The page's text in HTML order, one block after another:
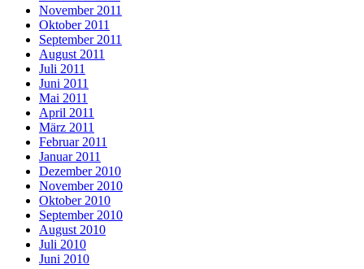
November 2011
Oktober 2011
September 2011
August 2011
Juli 2011
Juni 2011
Mai 2011
April 2011
März 2011
Februar 2011
Januar 2011
Dezember 2010
November 2010
Oktober 2010
September 2010
August 2010
Juli 2010
Juni 2010